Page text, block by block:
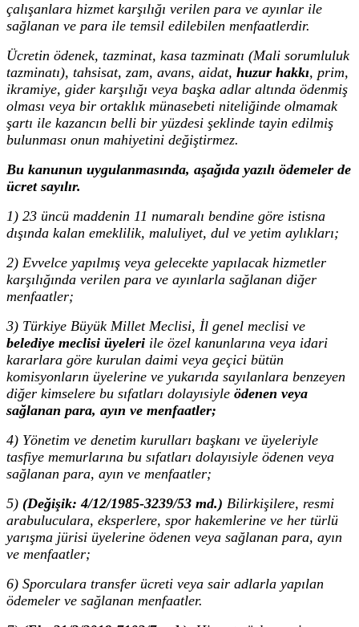
çalışanlara hizmet karşılığı verilen para ve ayınlar ile
sağlanan ve para ile temsil edilebilen menfaatlerdir.
Ücretin ödenek, tazminat, kasa tazminatı (Mali sorumluluk
tazminatı), tahsisat, zam, avans, aidat, huzur hakkı, prim,
ikramiye, gider karşılığı veya başka adlar altında ödenmiş
olması veya bir ortaklık münasebeti niteliğinde olmamak
şartı ile kazancın belli bir yüzdesi şeklinde tayin edilmiş
bulunması onun mahiyetini değiştirmez.
Bu kanunun uygulanmasında, aşağıda yazılı ödemeler de
ücret sayılır.
1) 23 üncü maddenin 11 numaralı bendine göre istisna
dışında kalan emeklilik, maluliyet, dul ve yetim aylıkları;
2) Evvelce yapılmış veya gelecekte yapılacak hizmetler
karşılığında verilen para ve ayınlarla sağlanan diğer
menfaatler;
3) Türkiye Büyük Millet Meclisi, İl genel meclisi ve
belediye meclisi üyeleri ile özel kanunlarına veya idari
kararlara göre kurulan daimi veya geçici bütün
komisyonların üyelerine ve yukarıda sayılanlara benzeyen
diğer kimselere bu sıfatları dolayısiyle ödenen veya
sağlanan para, ayın ve menfaatler;
4) Yönetim ve denetim kurulları başkanı ve üyeleriyle
tasfiye memurlarına bu sıfatları dolayısiyle ödenen veya
sağlanan para, ayın ve menfaatler;
5) (Değişik: 4/12/1985-3239/53 md.) Bilirkişilere, resmi
arabuluculara, eksperlere, spor hakemlerine ve her türlü
yarışma jürisi üyelerine ödenen veya sağlanan para, ayın
ve menfaatler;
6) Sporculara transfer ücreti veya sair adlarla yapılan
ödemeler ve sağlanan menfaatler.